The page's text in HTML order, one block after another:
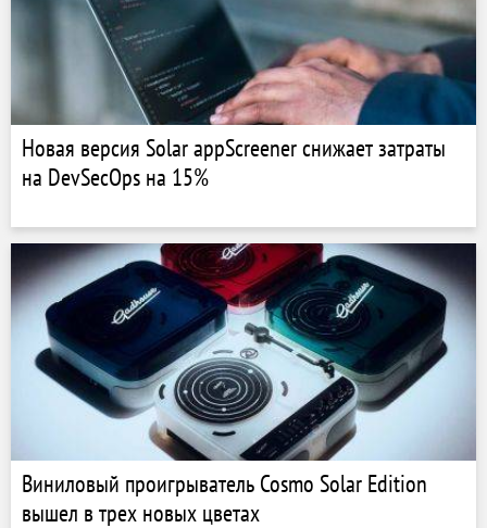
Новая версия Solar appScreener снижает затраты
на DevSecOps на 15%
Виниловый проигрыватель Cosmo Solar Edition
вышел в трех новых цветах